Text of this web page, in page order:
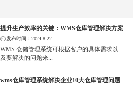
提升生产效率的关键：WMS仓库管理解决方案
发布时间：2024-8-22
WMS 仓储管理系统可根据客户的具体需求以
及要解决的问题来...
wms仓库管理系统解决企业10大仓库管理问题